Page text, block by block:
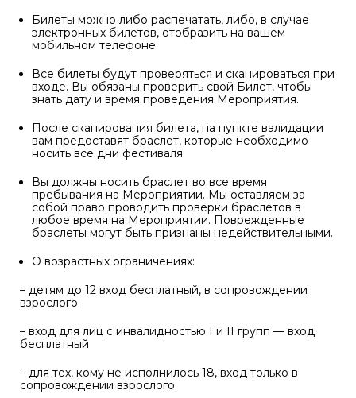
Билеты можно либо распечатать, либо, в случае
электронных билетов, отобразить на вашем
мобильном телефоне.
Все билеты будут проверяться и сканироваться при
входе. Вы обязаны проверить свой Билет, чтобы
знать дату и время проведения Мероприятия.
После сканирования билета, на пункте валидации
вам предоставят браслет, которые необходимо
носить все дни фестиваля.
Вы должны носить браслет во все время
пребывания на Мероприятии. Мы оставляем за
собой право проводить проверки браслетов в
любое время на Мероприятии. Поврежденные
браслеты могут быть признаны недействительными.
О возрастных ограничениях:
– детям до 12 вход бесплатный, в сопровождении
взрослого
– вход для лиц с инвалидностью I и II групп — вход
бесплатный
– для тех, кому не исполнилось 18, вход только в
сопровождении взрослого